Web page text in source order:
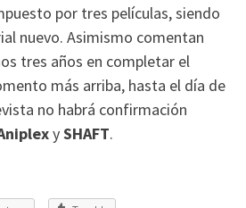
por tres películas, siendo
nuevo. Asimismo comentan
tres años en completar el
más arriba, hasta el día de
no habrá confirmación
ySHAFT.